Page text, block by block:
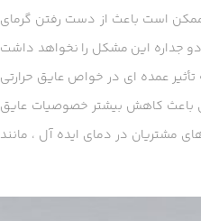
است باعث از دست رفتن گرمای
جداره این مشکل را نخواهد داشت
تأثیر عمده ای در خواص عایق حرارتی
باعث کاهش بیشتر خصوصیات عایق
در دمای ایده آل ، مانند